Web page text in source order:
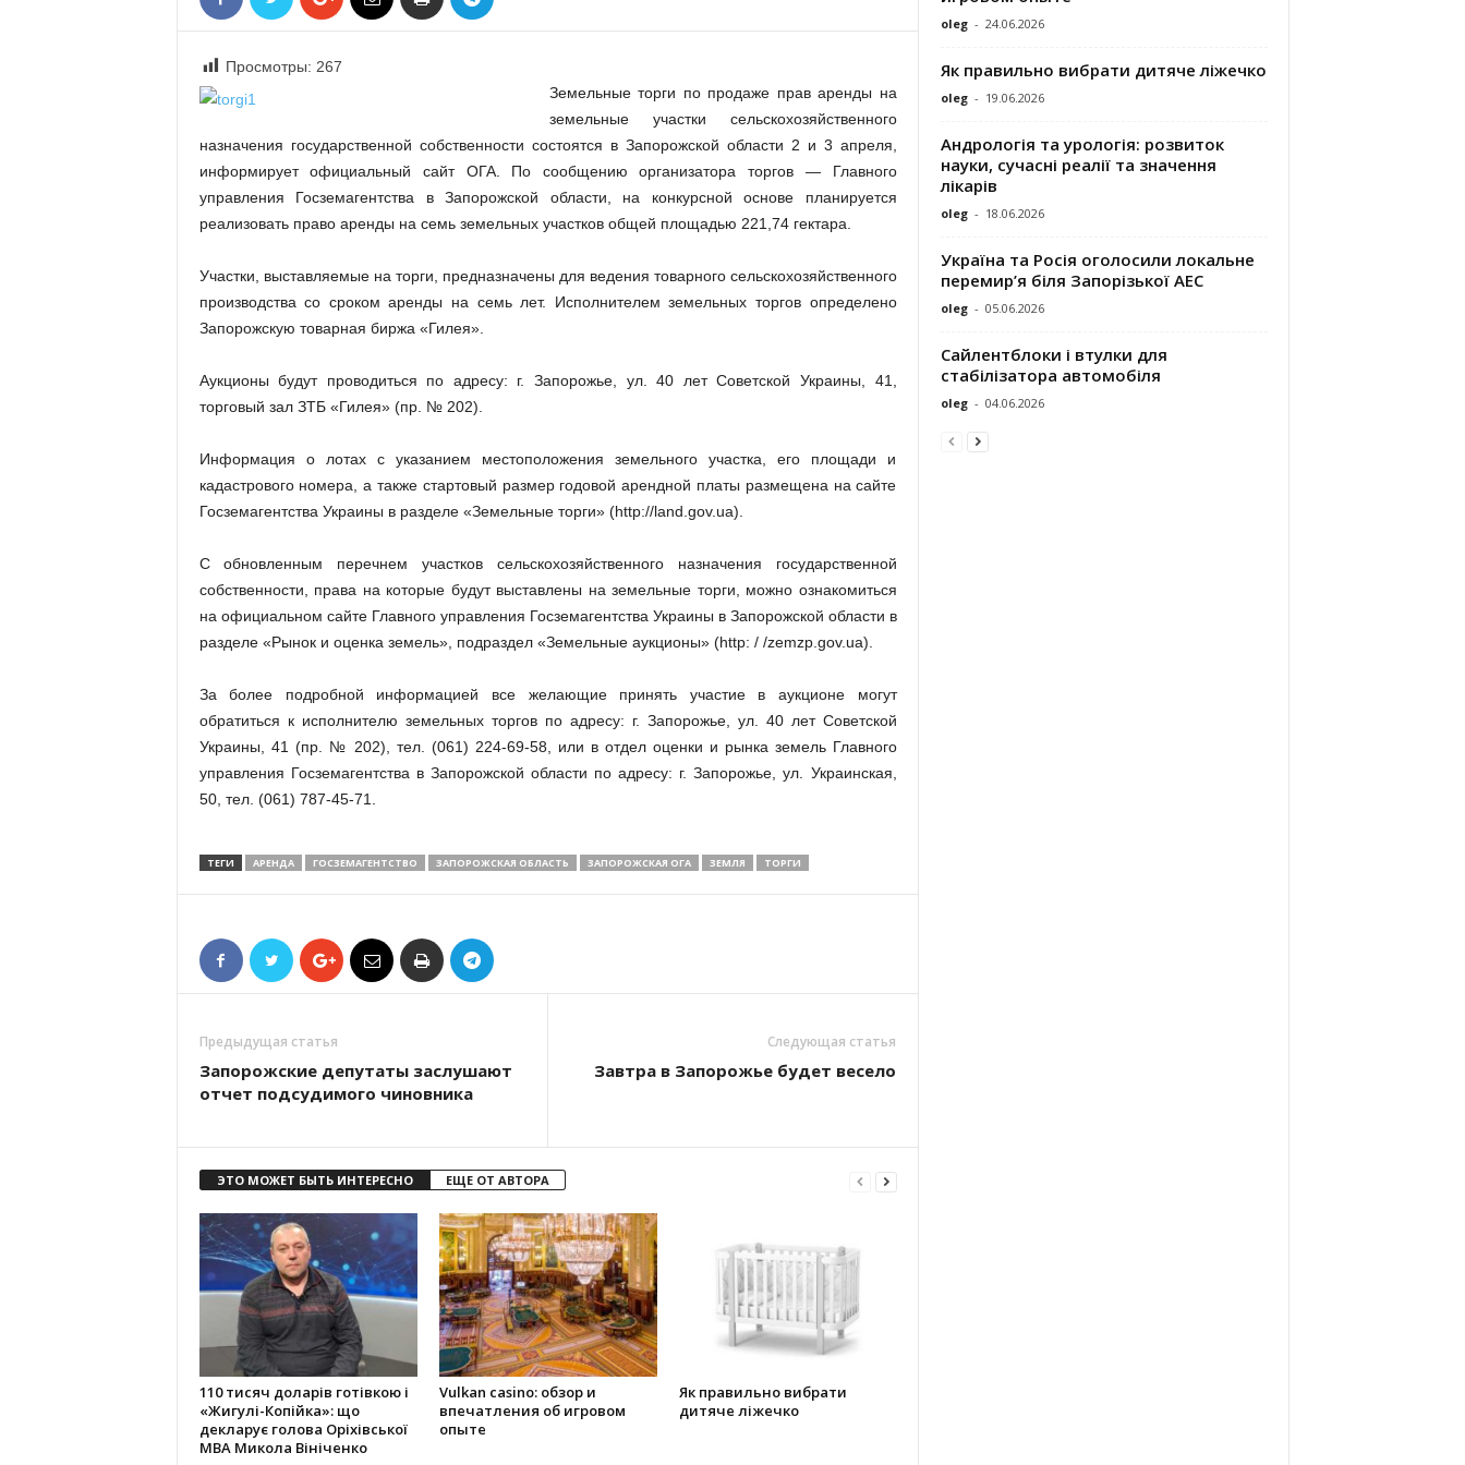
Просмотры: 267
Земельные торги по продаже прав аренды на
земельные участки сельскохозяйственного
назначения государственной собственности состоятся в Запорожской области 2 и 3 апреля,
информирует официальный сайт ОГА. По сообщению организатора торгов — Главного
управления Госземагентства в Запорожской области, на конкурсной основе планируется
реализовать право аренды на семь земельных участков общей площадью 221,74 гектара.
Участки, выставляемые на торги, предназначены для ведения товарного сельскохозяйственного
производства со сроком аренды на семь лет. Исполнителем земельных торгов определено
Запорожскую товарная биржа «Гилея».
Аукционы будут проводиться по адресу: г. Запорожье, ул. 40 лет Советской Украины, 41,
торговый зал ЗТБ «Гилея» (пр. № 202).
Информация о лотах с указанием местоположения земельного участка, его площади и
кадастрового номера, а также стартовый размер годовой арендной платы размещена на сайте
Госземагентства Украины в разделе «Земельные торги» (http://land.gov.ua).
С обновленным перечнем участков сельскохозяйственного назначения государственной
собственности, права на которые будут выставлены на земельные торги, можно ознакомиться
на официальном сайте Главного управления Госземагентства Украины в Запорожской области в
разделе «Рынок и оценка земель», подраздел «Земельные аукционы» (http: / /zemzp.gov.ua).
За более подробной информацией все желающие принять участие в аукционе могут
обратиться к исполнителю земельных торгов по адресу: г. Запорожье, ул. 40 лет Советской
Украины, 41 (пр. № 202), тел. (061) 224-69-58, или в отдел оценки и рынка земель Главного
управления Госземагентства в Запорожской области по адресу: г. Запорожье, ул. Украинская,
50, тел. (061) 787-45-71.
ТЕГИ АРЕНДА ГОСЗЕМАГЕНТСТВО ЗАПОРОЖСКАЯ ОБЛАСТЬ ЗАПОРОЖСКАЯ ОГА ЗЕМЛЯ ТОРГИ
Предыдущая статья
Запорожские депутаты заслушают
отчет подсудимого чиновника
Следующая статья
Завтра в Запорожье будет весело
ЭТО МОЖЕТ БЫТЬ ИНТЕРЕСНО ЕЩЕ ОТ АВТОРА
110 тисяч доларів готівкою і
«Жигулі-Копійка»: що
декларує голова Оріхівської
МВА Микола Вініченко
Vulkan casino: обзор и
впечатления об игровом
опыте
Як правильно вибрати
дитяче ліжечко
oleg - 24.06.2026
Як правильно вибрати дитяче ліжечко
oleg - 19.06.2026
Андрологія та урологія: розвиток
науки, сучасні реалії та значення
лікарів
oleg - 18.06.2026
Україна та Росія оголосили локальне
перемир’я біля Запорізької АЕС
oleg - 05.06.2026
Сайлентблоки і втулки для
стабілізатора автомобіля
oleg - 04.06.2026